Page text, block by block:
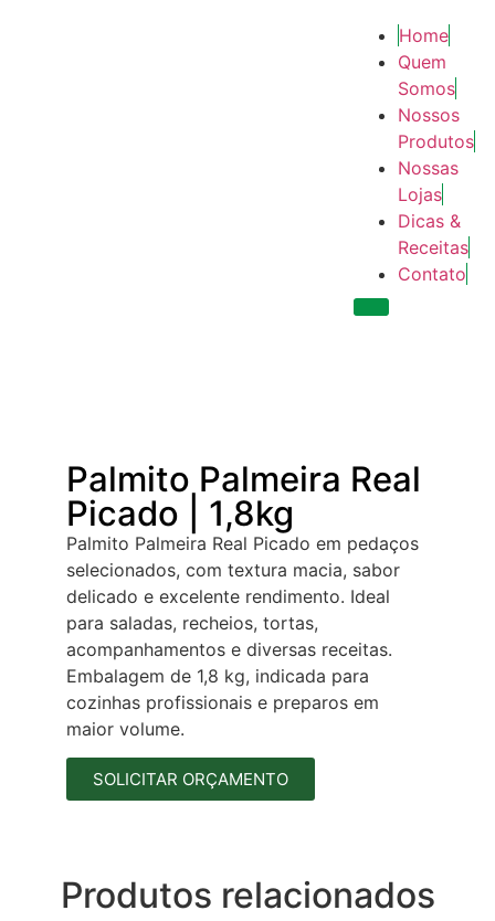
Home
Quem
Somos
Nossos
Produtos
Nossas
Lojas
Dicas &
Receitas
Contato
Menu de
Palmito Palmeira Real
Picado | 1,8kg
Palmito Palmeira Real Picado em pedaços
selecionados, com textura macia, sabor
delicado e excelente rendimento. Ideal
para saladas, recheios, tortas,
acompanhamentos e diversas receitas.
Embalagem de 1,8 kg, indicada para
cozinhas profissionais e preparos em
maior volume.
SOLICITAR ORÇAMENTO
Produtos relacionados